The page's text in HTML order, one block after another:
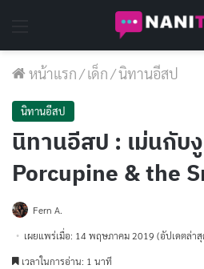
หน้าแรก/เด็ก/นิทานอีสป
นิทานอีสป
นิทานอีสป : เม่นกับ
Porcupine & the
Fern A.
เผยแพร่เมื่อ: 14 พฤษภาคม 2019 (อัปเดตล่า
เวลาในการอ่าน: 1 นาที